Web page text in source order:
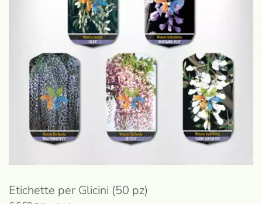
Etichette per Glicini (50 pz)